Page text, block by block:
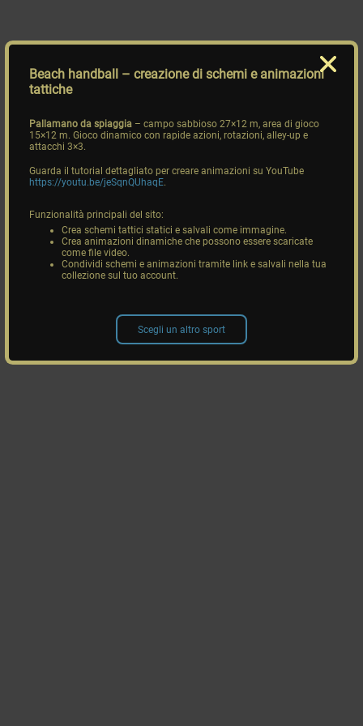
Beach handball – creazione di schemi e animazioni
tattiche
Pallamano da spiaggia – campo sabbioso 27×12 m, area di gioco
15×12 m. Gioco dinamico con rapide azioni, rotazioni, alley-up e
attacchi 3×3.
Guarda il tutorial dettagliato per creare animazioni su YouTube
https://youtu.be/jeSqnQUhaqE.
Funzionalità principali del sito:
Crea schemi tattici statici e salvali come immagine.
Crea animazioni dinamiche che possono essere scaricate
come file video.
Condividi schemi e animazioni tramite link e salvali nella tua
collezione sul tuo account.
Scegli un altro sport